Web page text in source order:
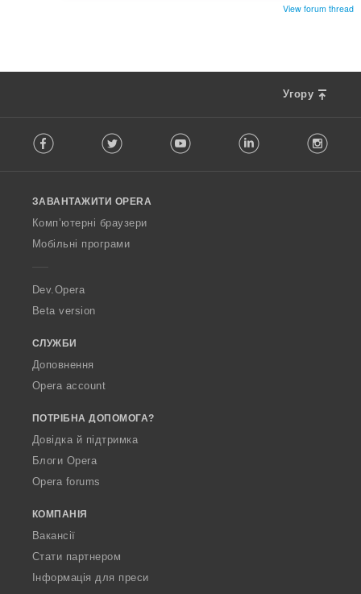
View forum thread
Угору
o
w
O
p
a
Facebook Twitter Youtube LinkedIn
ЗАВАНТАЖИТИ OPERA
Комп’ютерні браузери
Мобільні програми
Dev.Opera
Beta version
СЛУЖБИ
Доповнення
Opera account
ПОТРІБНА ДОПОМОГА?
Довідка й підтримка
Блоги Opera
Opera forums
КОМПАНІЯ
Вакансії
Стати партнером
Інформація для преси